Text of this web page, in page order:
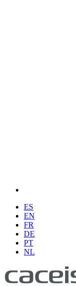
ES
EN
FR
DE
PT
NL